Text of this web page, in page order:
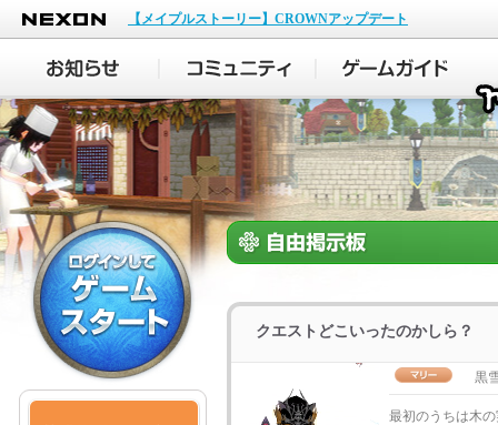
NEXON
【メイプルストーリー】CROWNアップデート
クエストどこいったのかしら？
黒
最初のうちは木